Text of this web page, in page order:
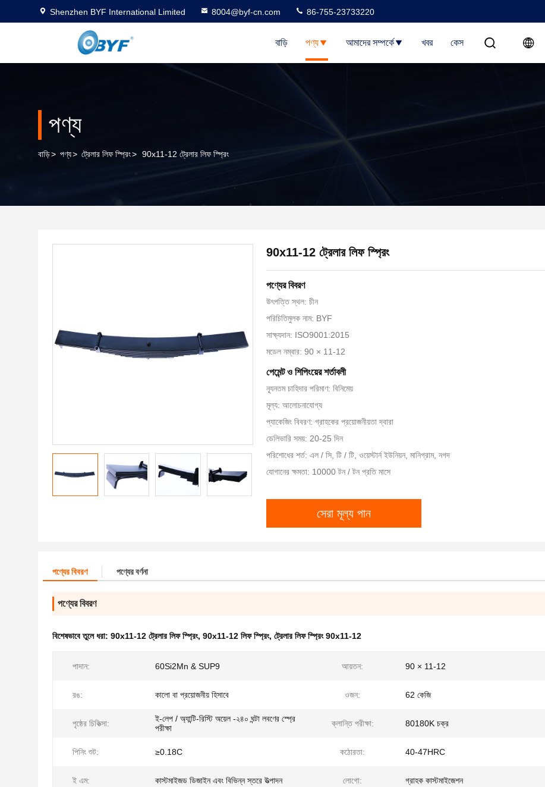
Shenzhen BYF International Limited 8004@byf-cn.com 86-755-23733220
বাড়ি পণ্য আমাদের সম্পর্কে খবর কেস
পণ্য
বাড়ি> পণ্য> ট্রেলার লিফ স্প্রিং> 90x11-12 ট্রেলার লিফ স্প্রিং
90x11-12 ট্রেলার লিফ স্প্রিং
পণ্যের বিবরণ
উৎপত্তি স্থল: চীন
পরিচিতিমুলক নাম: BYF
সাক্ষ্যদান: ISO9001:2015
মডেল নম্বার: 90 × 11-12
পেমেন্ট ও শিপিংয়ের শর্তাবলী
ন্যূনতম চাহিদার পরিমাণ: বিনিমেয়
মূল্য: আলোচনাযোগ্য
প্যাকেজিং বিবরণ: গ্রাহকের প্রয়োজনীয়তা দ্বারা
ডেলিভারি সময়: 20-25 দিন
পরিশোধের শর্ত: এল / সি, টি / টি, ওয়েস্টার্ন ইউনিয়ন, মানিগ্রাম, নগদ
যোগানের ক্ষমতা: 10000 টন / টন প্রতি মাসে
সেরা মূল্য পান
পণ্যের বিবরণ পণ্যের বর্ণনা
পণ্যের বিবরণ
বিশেষভাবে তুলে ধরা: 90x11-12 ট্রেলার লিফ স্প্রিং, 90x11-12 লিফ স্প্রিং, ট্রেলার লিফ স্প্রিং 90x11-12
পাদান: 60Si2Mn & SUP9 আয়তন: 90 × 11-12
রঙ: কালো বা প্রয়োজনীয় হিসাবে ওজন: 62 কেজি
পৃষ্ঠের চিকিত্সা:
ই-লেপ / অ্যান্টি-রিস্টি অয়েল -২৪০ ঘন্টা লবণের স্প্রে
পরীক্ষা
ক্লান্তি পরীক্ষা: 80180K চক্র
পিনিং শুট: ≥0.18C কঠোরতা: 40-47HRC
ই এম: কাস্টমাইজড ডিজাইন এবং বিভিন্ন স্তরে উত্পাদন লোগো: গ্রাহক কাস্টমাইজেশন